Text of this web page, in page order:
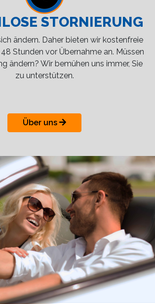
STORNIERUNG
ändern. Daher bieten wir kostenfreie
Stunden vor Übernahme an. Müssen
ändern? Wir bemühen uns immer, Sie
zu unterstützen.
Über uns